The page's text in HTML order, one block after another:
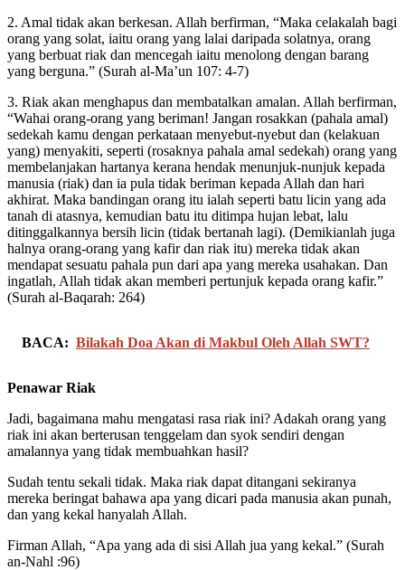
2. Amal tidak akan berkesan. Allah berfirman, “Maka celakalah bagi
orang yang solat, iaitu orang yang lalai daripada solatnya, orang
yang berbuat riak dan mencegah iaitu menolong dengan barang
yang berguna.” (Surah al-Ma’un 107: 4-7)
3. Riak akan menghapus dan membatalkan amalan. Allah berfirman,
“Wahai orang-orang yang beriman! Jangan rosakkan (pahala amal)
sedekah kamu dengan perkataan menyebut-nyebut dan (kelakuan
yang) menyakiti, seperti (rosaknya pahala amal sedekah) orang yang
membelanjakan hartanya kerana hendak menunjuk-nunjuk kepada
manusia (riak) dan ia pula tidak beriman kepada Allah dan hari
akhirat. Maka bandingan orang itu ialah seperti batu licin yang ada
tanah di atasnya, kemudian batu itu ditimpa hujan lebat, lalu
ditinggalkannya bersih licin (tidak bertanah lagi). (Demikianlah juga
halnya orang-orang yang kafir dan riak itu) mereka tidak akan
mendapat sesuatu pahala pun dari apa yang mereka usahakan. Dan
ingatlah, Allah tidak akan memberi pertunjuk kepada orang kafir.”
(Surah al-Baqarah: 264)
BACA: Bilakah Doa Akan di Makbul Oleh Allah SWT?
Penawar Riak
Jadi, bagaimana mahu mengatasi rasa riak ini? Adakah orang yang
riak ini akan berterusan tenggelam dan syok sendiri dengan
amalannya yang tidak membuahkan hasil?
Sudah tentu sekali tidak. Maka riak dapat ditangani sekiranya
mereka beringat bahawa apa yang dicari pada manusia akan punah,
dan yang kekal hanyalah Allah.
Firman Allah, “Apa yang ada di sisi Allah jua yang kekal.” (Surah
an-Nahl :96)